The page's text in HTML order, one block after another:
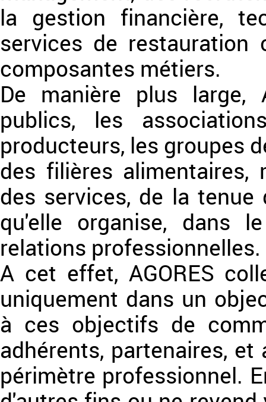
la gestion financière,
services de restauration
composantes métiers.
De manière plus large,
publics, les
producteurs, les groupes
des filières alimentaires,
des services, de la
qu'elle organise, dans
relations professionnelles.
A cet effet, AGORES
uniquement dans un
à ces objectifs de
adhérents, partenaires,
périmètre professionnel.